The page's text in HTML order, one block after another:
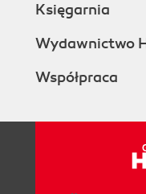
Księgarnia
Wydawnictwo
Współpraca